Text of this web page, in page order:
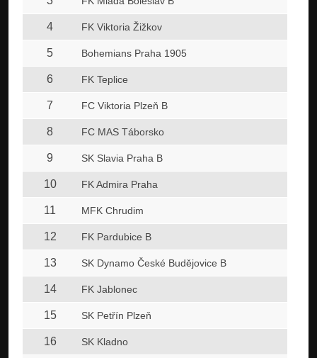
4 FK Viktoria Žižkov
5 Bohemians Praha 1905
6 FK Teplice
7 FC Viktoria Plzeň B
8 FC MAS Táborsko
9 SK Slavia Praha B
10 FK Admira Praha
11 MFK Chrudim
12 FK Pardubice B
13 SK Dynamo České Budějovice B
14 FK Jablonec
15 SK Petřín Plzeň
16 SK Kladno